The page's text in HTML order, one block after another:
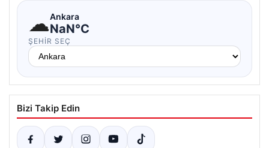
☁Ankara
NaN°C
ŞEHIR SEÇ
Bizi Takip Edin